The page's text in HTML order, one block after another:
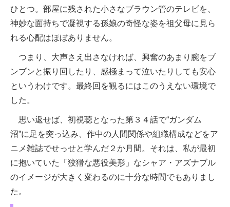
ひとつ。部屋に残された小さなブラウン管のテレビを、
神妙な面持ちで凝視する孫娘の奇怪な姿を祖父母に見ら
れる心配はほぼありません。
つまり、大声さえ出さなければ、興奮のあまり腕をブ
ンブンと振り回したり、感極まって泣いたりしても安心
というわけです。最終回を観るにはこのうえない環境で
した。
思い返せば、初視聴となった第３４話で“ガンダム
沼”に足を突っ込み、作中の人間関係や組織構成などをア
ニメ雑誌でせっせと学んだ２か月間。それは、私が最初
に抱いていた「狡猾な悪役美形」なシャア・アズナブル
のイメージが大きく変わるのに十分な時間でもありまし
た。